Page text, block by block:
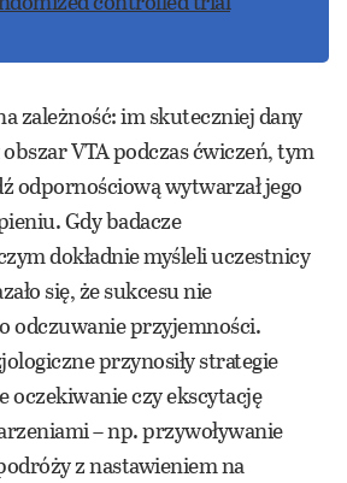
zależność: im skuteczniej dany
VTA podczas ćwiczeń, tym
odpornościową wytwarzał jego
Gdy badacze
dokładnie myśleli uczestnicy
się, że sukcesu nie
odczuwanie przyjemności.
przynosiły strategie
oczekiwanie czy ekscytację
– np. przywoływanie
z nastawieniem na